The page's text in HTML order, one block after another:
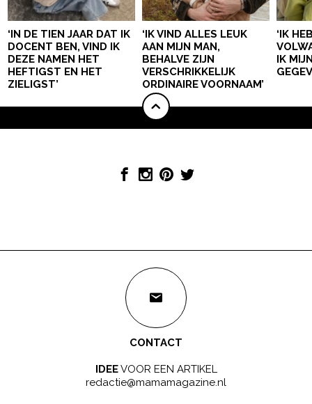
‘IN DE TIEN JAAR DAT IK
DOCENT BEN, VIND IK
DEZE NAMEN HET
HEFTIGST EN HET
ZIELIGST’
‘IK VIND ALLES LEUK
AAN MIJN MAN,
BEHALVE ZIJN
VERSCHRIKKELIJK
ORDINAIRE VOORNAAM’
‘IK
IK
CONTACT
IDEEVOOR EEN ARTIKEL
redactie@mamamagazine.nl